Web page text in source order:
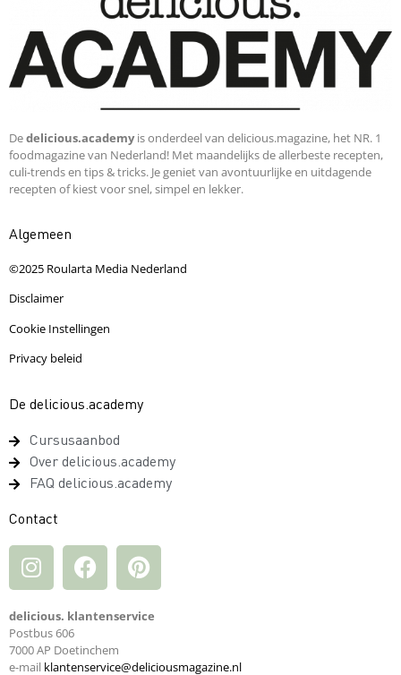
Dedelicious.academyis onderdeel van delicious.magazine, het NR. 1
foodmagazine van Nederland! Met maandelijks de allerbeste recepten,
culi-trends en tips & tricks. Je geniet van avontuurlijke en uitdagende
recepten of kiest voor snel, simpel en lekker.
Algemeen
©2025 Roularta Media Nederland
Disclaimer
Cookie Instellingen
Privacy beleid
De delicious.academy
Cursusaanbod
Over delicious.academy
FAQ delicious.academy
Contact
delicious. klantenservice
Postbus 606
7000 AP Doetinchem
e-mail klantenservice@deliciousmagazine.nl